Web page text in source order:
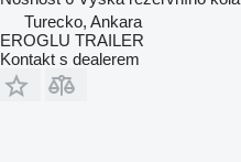
Turecko, Ankara
EROGLU TRAILER
Kontakt s dealerem